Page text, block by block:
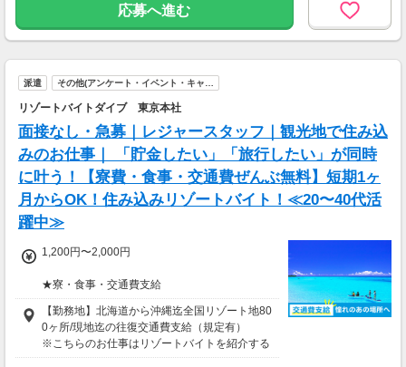
応募へ進む
派遣 その他(アンケート・イベント・キャ…
リゾートバイトダイブ 東京本社
面接なし・急募｜レジャースタッフ｜観光地で住み込
みのお仕事｜ 「貯金したい」「旅行したい」が同時
に叶う！【寮費・食事・交通費ぜんぶ無料】短期1ヶ
月からOK！住み込みリゾートバイト！≪20〜40代活
躍中≫
1,200円〜2,000円
★寮・食事・交通費支給
住み込みのお仕事のため、以下の補助がありま
す。
・寮費・光熱費無料（個室あり）
・食事無料
【勤務地】北海道から沖縄迄全国リゾート地80
0ヶ所/現地迄の往復交通費支給（規定有）
※こちらのお仕事はリゾートバイトを紹介する
募集となっており実際に募集がある勤務地と異